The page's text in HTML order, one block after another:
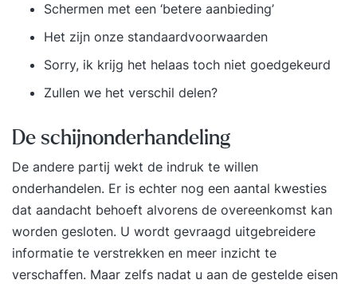
Schermen met een ‘betere aanbieding’
Het zijn onze standaardvoorwaarden
Sorry, ik krijg het helaas toch niet goedgekeurd
Zullen we het verschil delen?
De schijnonderhandeling
De andere partij wekt de indruk te willen
onderhandelen. Er is echter nog een aantal kwesties
dat aandacht behoeft alvorens de overeenkomst kan
worden gesloten. U wordt gevraagd uitgebreidere
informatie te verstrekken en meer inzicht te
verschaffen. Maar zelfs nadat u aan de gestelde eisen